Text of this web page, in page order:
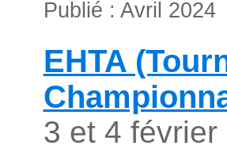
Publié : Avril 2024
EHTA
3 et 4 février